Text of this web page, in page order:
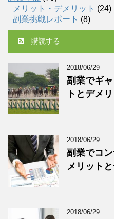
メリット・デメリット (24)
副業挑戦レポート (8)
購読する
2018/06/29
副業でギ
トとデメ
2018/06/29
副業でコ
メリット
2018/06/29